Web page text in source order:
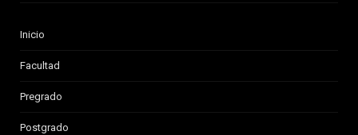
Inicio
Facultad
Pregrado
Postgrado